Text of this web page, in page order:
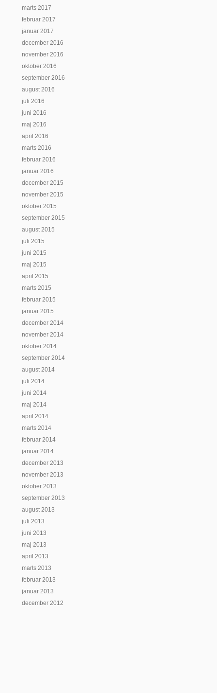
marts 2017
februar 2017
januar 2017
december 2016
november 2016
oktober 2016
september 2016
august 2016
juli 2016
juni 2016
maj 2016
april 2016
marts 2016
februar 2016
januar 2016
december 2015
november 2015
oktober 2015
september 2015
august 2015
juli 2015
juni 2015
maj 2015
april 2015
marts 2015
februar 2015
januar 2015
december 2014
november 2014
oktober 2014
september 2014
august 2014
juli 2014
juni 2014
maj 2014
april 2014
marts 2014
februar 2014
januar 2014
december 2013
november 2013
oktober 2013
september 2013
august 2013
juli 2013
juni 2013
maj 2013
april 2013
marts 2013
februar 2013
januar 2013
december 2012